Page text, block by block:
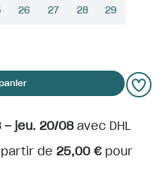
26 27 28 29
– jeu. 20/08avec DHL
de 25,00 €pour